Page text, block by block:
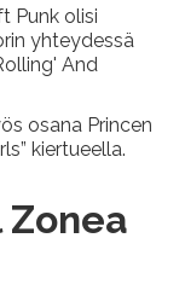
Punk olisi
yhteydessä
And
osana Princen
kiertueella.
Zonea